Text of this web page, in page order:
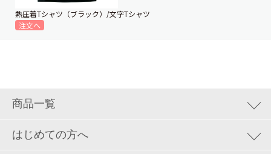
熱圧着Tシャツ（ブラック）/文字Tシャツ
商品一覧
集客ツール
はじめての方へ